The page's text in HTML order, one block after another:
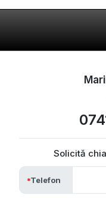
Solicită
Telefon